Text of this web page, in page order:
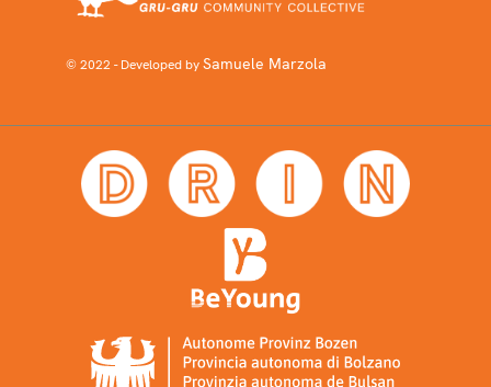
© 2022 - Developed bySamuele Marzola